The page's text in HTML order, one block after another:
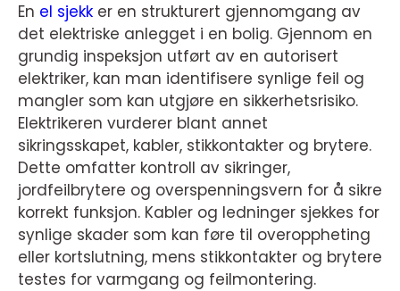
En el sjekk er en strukturert gjennomgang av
det elektriske anlegget i en bolig. Gjennom en
grundig inspeksjon utført av en autorisert
elektriker, kan man identifisere synlige feil og
mangler som kan utgjøre en sikkerhetsrisiko.
Elektrikeren vurderer blant annet
sikringsskapet, kabler, stikkontakter og brytere.
Dette omfatter kontroll av sikringer,
jordfeilbrytere og overspenningsvern for å sikre
korrekt funksjon. Kabler og ledninger sjekkes for
synlige skader som kan føre til overoppheting
eller kortslutning, mens stikkontakter og brytere
testes for varmgang og feilmontering.